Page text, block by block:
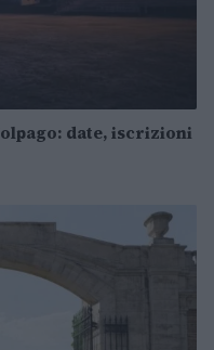
date, iscrizioni